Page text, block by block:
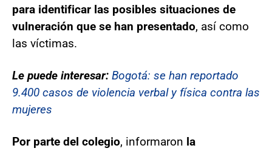
para identificar las posibles situaciones de
vulneración que se han presentado, así como
las víctimas.
Le puede interesar: Bogotá: se han reportado
9.400 casos de violencia verbal y física contra las
mujeres
Por parte del colegio, informaron la